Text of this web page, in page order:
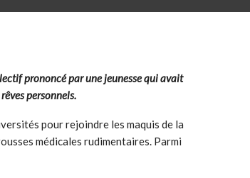
prononcé par une jeunesse qui avait
personnels.
pour rejoindre les maquis de la
médicales rudimentaires. Parmi